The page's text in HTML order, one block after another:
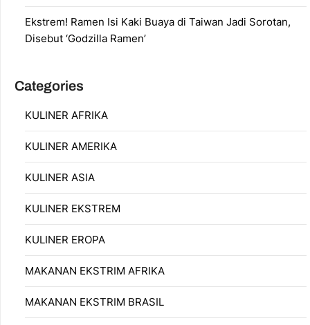
Ekstrem! Ramen Isi Kaki Buaya di Taiwan Jadi Sorotan,
Disebut ‘Godzilla Ramen’
Categories
KULINER AFRIKA
KULINER AMERIKA
KULINER ASIA
KULINER EKSTREM
KULINER EROPA
MAKANAN EKSTRIM AFRIKA
MAKANAN EKSTRIM BRASIL